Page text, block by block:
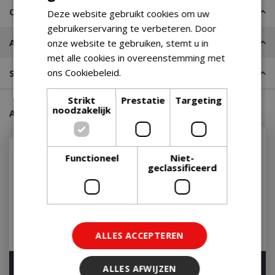
Contact
Advies nodig?
Stel een vraag
Aanraders van onze klanten
Weber Summit kamado
Kamado Joe Classic II 2
Deze website gebruikt cookies om uw
gebruikerservaring te verbeteren. Door
onze website te gebruiken, stemt u in
met alle cookies in overeenstemming met
ons Cookiebeleid.
Strikt
noodzakelijk
Prestatie Targeting
Functioneel
Niet-
geclassificeerd
ALLES ACCEPTEREN
ALLES AFWIJZEN